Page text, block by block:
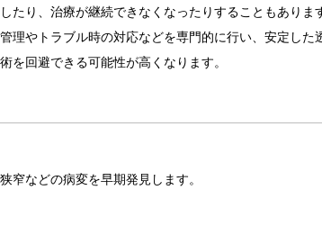
り、治療が継続できなくなったりすることもありま
やトラブル時の対応などを専門的に行い、安定した
を回避できる可能性が高くなります。
窄などの病変を早期発見します。